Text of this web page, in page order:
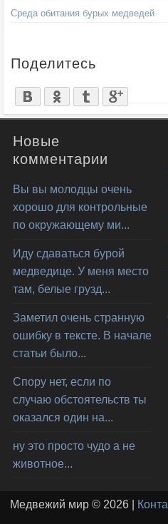
Среда обитания бурых медведей
Поделитесь
Новые
комментарии
Вы вы молодцы очень
хорошо для контрольные
по окружающему ми...
Иду сдаваться бурой
медведице. У меня место
там, белые грузд...
Заметил очень странную
ошибку в тексте. В начале
статьи было...
Спору нет, если по
случаю обстоятельств ты
оказался один на...
ну это просто чудо а не
животное...
Медвежий мир © 2026 |